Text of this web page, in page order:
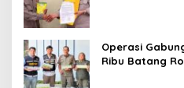
Operasi
Ribu Batang